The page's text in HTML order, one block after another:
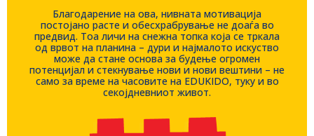
Благодарение на ова, нивната мотивација
постојано расте и обесхрабрување не доаѓа во
предвид. Тоа личи на снежна топка која се тркала
од врвот на планина – дури и најмалото искуство
може да стане основа за будење огромен
потенцијал и стекнување нови и нови вештини – не
само за време на часовите на EDUKIDO, туку и во
секојдневниот живот.